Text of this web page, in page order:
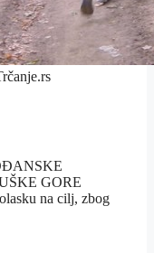
GОRЕ
na cilj, zbog